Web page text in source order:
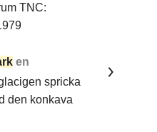
TNC:
en
spricka
den konkava